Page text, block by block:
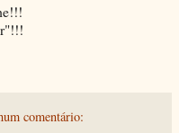
comentário: